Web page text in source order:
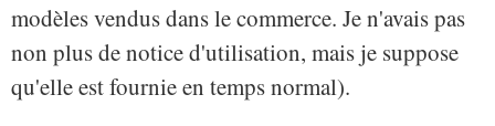
modèles vendus dans le commerce. Je n'avais pas
non plus de notice d'utilisation, mais je suppose
qu'elle est fournie en temps normal).